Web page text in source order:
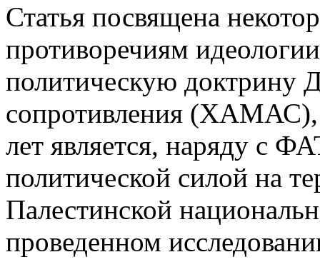
Статья посвящена
противоречиям
политическую доктрину
сопротивления (ХАМАС),
лет является, наряду с
политической силой на
Палестинской
проведенном